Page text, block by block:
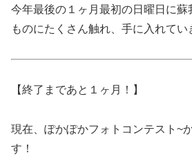
今年最後の１ヶ月最初の日曜日に蘇
ものにたくさん触れ、手に入れてい
【終了まであと１ヶ月！】
現在、ぽかぽかフォトコンテスト~
す！